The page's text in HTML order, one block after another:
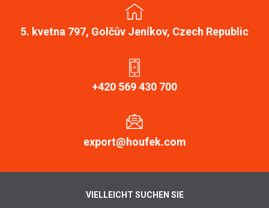
5. kvetna 797, Golčův Jeníkov, Czech Republic
+420 569 430 700
export@houfek.com
VIELLEICHT SUCHEN SIE